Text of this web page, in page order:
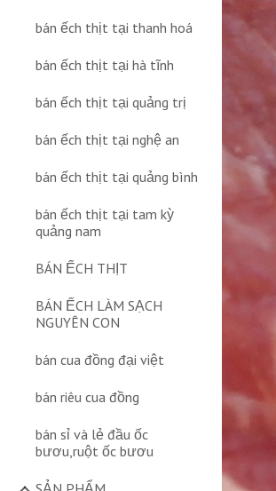
bán ếch thịt tại thanh hoá
bán ếch thịt tại hà tĩnh
bán ếch thịt tại quảng trị
bán ếch thịt tại nghệ an
bán ếch thịt tại quảng bình
bán ếch thịt tại tam kỳ
quảng nam
BÁN ẾCH THỊT
BÁN ẾCH LÀM SẠCH
NGUYÊN CON
bán cua đồng đại việt
bán riêu cua đồng
bán sỉ và lẻ đầu ốc
bươu,ruột ốc bươu